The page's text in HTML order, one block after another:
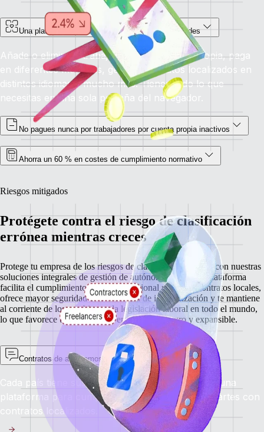
Una plataforma unificada para todas tus necesidades
Añade o elimina a trabajadores por cuenta propia, paga
en diferentes monedas, genera contratos localizados en
distintos idiomas y mucho más. Tienes todo lo que
necesitas en una sola pestaña del navegador.
No pagues nunca por trabajadores por cuenta propia inactivos
Ahorra un 60 % en costes de cumplimiento normativo
Riesgos mitigados
Protégete contra el riesgo de clasificación
errónea mientras creces
Protege tu empresa de los riesgos de clasificación errónea con nuestras
soluciones integrales de gestión de autónomos. Nuestra plataforma
facilita el cumplimiento normativo regional mediante contratos locales,
ofrece mayor seguridad con cobertura de indemnización y te mantiene
al corriente de los cambios en la legislación laboral en todo el mundo,
lo que favorece un crecimiento empresarial seguro y expansible.
Contratos de autónomos localizados
Cada país tiene sus normas, pero solo necesitas una
plataforma para cumplir la normativa en todas partes con
contratos localizados.